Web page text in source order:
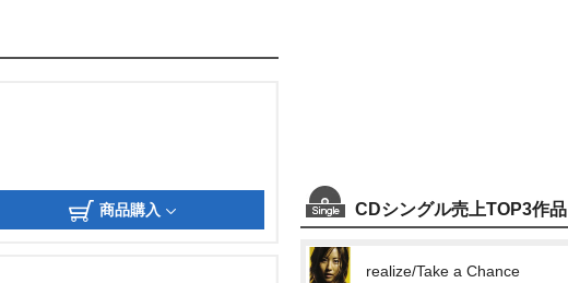
商品購入 CDシングル売上TOP3作品
realize/Take a Chance